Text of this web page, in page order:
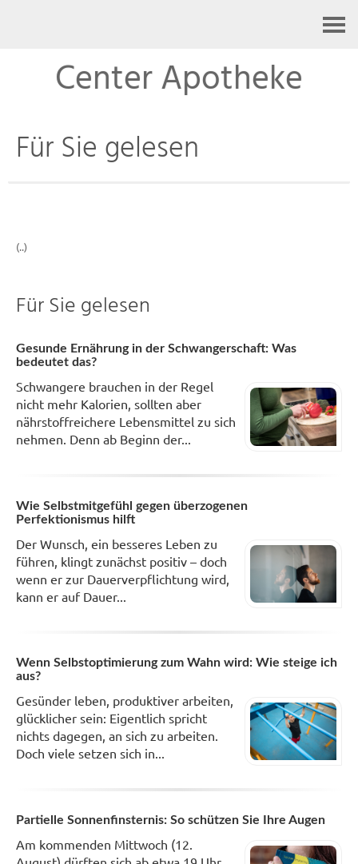
Center Apotheke
Für Sie gelesen
(..)
Für Sie gelesen
Gesunde Ernährung in der Schwangerschaft: Was
bedeutet das?
Schwangere brauchen in der Regel
nicht mehr Kalorien, sollten aber
nährstoffreichere Lebensmittel zu sich
nehmen. Denn ab Beginn der...
Wie Selbstmitgefühl gegen überzogenen
Perfektionismus hilft
Der Wunsch, ein besseres Leben zu
führen, klingt zunächst positiv – doch
wenn er zur Dauerverpflichtung wird,
kann er auf Dauer...
Wenn Selbstoptimierung zum Wahn wird: Wie steige ich
aus?
Gesünder leben, produktiver arbeiten,
glücklicher sein: Eigentlich spricht
nichts dagegen, an sich zu arbeiten.
Doch viele setzen sich in...
Partielle Sonnenfinsternis: So schützen Sie Ihre Augen
Am kommenden Mittwoch (12.